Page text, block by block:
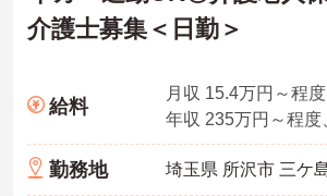
介護士募集＜日勤＞
給料
月収 15.4万円～程度
勤務地